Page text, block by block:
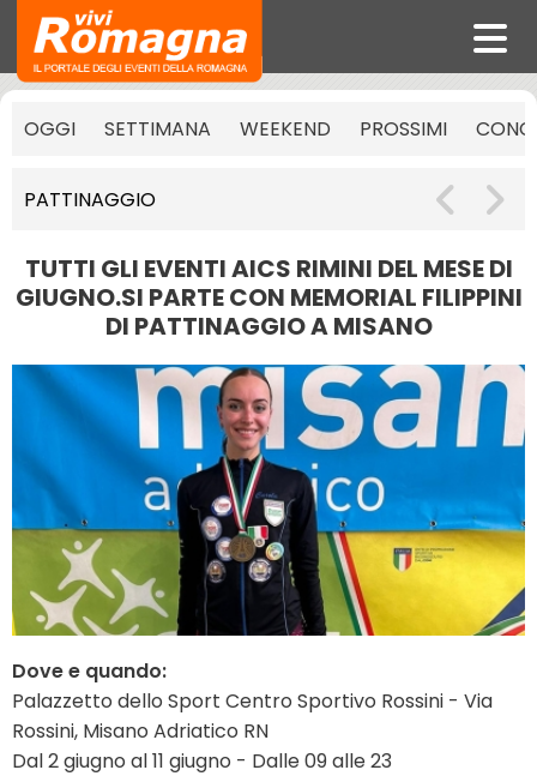
OGGI SETTIMANA WEEKEND PROSSIMI
PATTINAGGIO
TUTTI GLI EVENTI AICS RIMINI DEL MESE DI
GIUGNO.SI PARTE CON MEMORIAL FILIPPINI
DI PATTINAGGIO A MISANO
Dove e quando:
Palazzetto dello Sport Centro Sportivo Rossini - Via
Rossini, Misano Adriatico RN
Dal 2 giugno al 11 giugno - Dalle 09 alle 23